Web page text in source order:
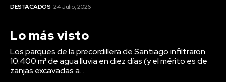
DESTACADOS 24 Julio, 2026
Lo más visto
Los parques de la precordillera de Santiago infiltraron
10.400 m³ de agua lluvia en diez días (y el mérito es de
zanjas excavadas a...